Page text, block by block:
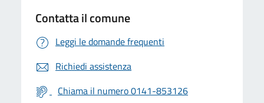
Contatta il comune
Leggi le domande frequenti
Richiedi assistenza
Chiama il numero 0141-853126